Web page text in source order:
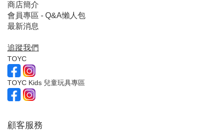
商店簡介
會員專區 - Q&A懶人包
最新消息
追蹤我們
TOYC
TOYC Kids 兒童玩具專區
顧客服務